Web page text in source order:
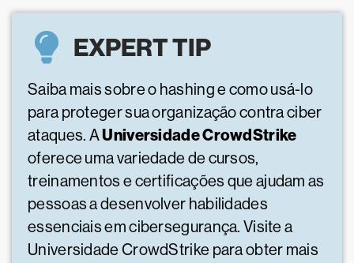
EXPERT TIP
Saiba mais sobre o hashing e como usá-lo
para proteger sua organização contra ciber
ataques. AUniversidade CrowdStrike
oferece uma variedade de cursos,
treinamentos e certificações que ajudam as
pessoas a desenvolver habilidades
essenciais em cibersegurança. Visite a
Universidade CrowdStrike para obter mais